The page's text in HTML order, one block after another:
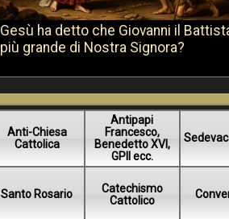
Gesù ha detto che Giovanni il
più grande di Nostra Signora?
Anti-Chiesa
Cattolica
Antipapi
Francesco,
Benedetto XVI,
GPII ecc.
Santo Rosario
Catechismo
Cattolico